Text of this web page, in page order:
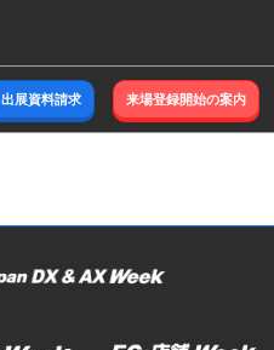
出展資料請求 来場登録開始の案内